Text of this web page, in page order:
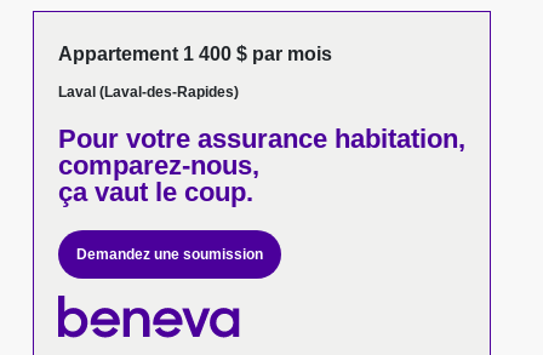
Appartement 1 400 $ par mois
Laval (Laval-des-Rapides)
Pour votreassurance habitation,
comparez-nous,
ça vaut le coup.
Demandez une soumission